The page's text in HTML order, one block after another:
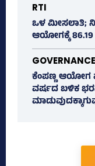
RTI
ಒಳ ಮೀಸಲಾತಿ;
ಆಯೋಗಕ್ಕೆ
GOVERNANCE
ಕೆಂಪಣ್ಣ ಆಯೋಗ
ವರ್ಷದ ಬಳಿಕ